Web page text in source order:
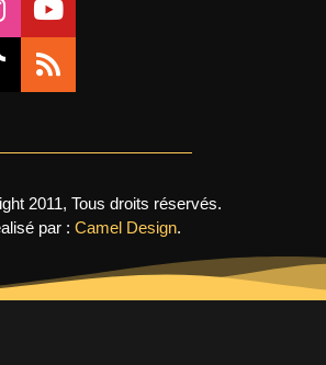
2011, Tous droits réservés.
par : Camel Design.